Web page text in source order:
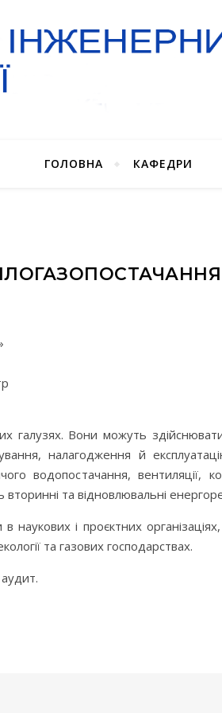
ГОЛОВНА КАФЕДРИ
галузях. Вони можуть
налагодження й
водопостачання, вентиляції,
та відновлювальні
наукових і проєктних
та газових господарствах.